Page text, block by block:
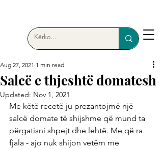
Salcë e thjeshtë domatesh
Aug 27, 2021 1 min read
Updated: Nov 1, 2021
Me këtë recetë ju prezantojmë një
salcë domate të shijshme që mund ta
përgatisni shpejt dhe lehtë. Me që ra
fjala - ajo nuk shijon vetëm me